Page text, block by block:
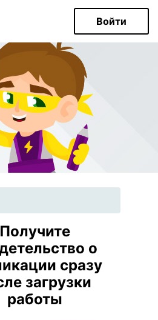
Войти
Получите
о
сразу
загрузки
работы